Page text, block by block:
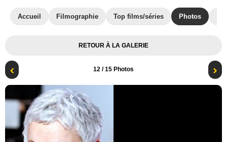
Accueil Filmographie Top films/séries Photos
RETOUR À LA GALERIE
12 / 15 Photos